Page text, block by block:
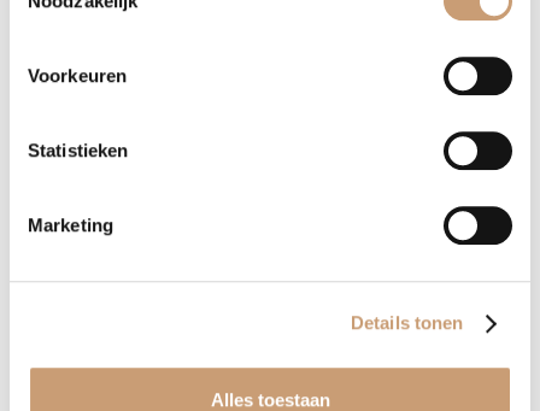
Voorkeuren
Statistieken
Marketing
Details tonen
Alles toestaan